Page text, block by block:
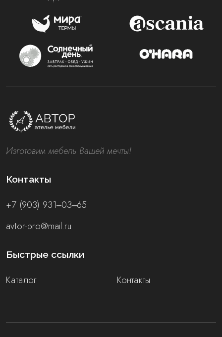
Изготовим мебель Вашей мечты!
Контакты
+7 (903) 931‒03‒65
avtor-pro@mail.ru
Быстрые ссылки
Каталог Контакты